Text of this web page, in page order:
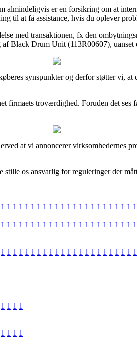
er en forsikring om at
til at få assistance, hvis du oplever
med transaktionen, fx den
Black Drum Unit (113R00607),
synspunkter og derfor støtter vi,
troværdighed. Foruden det
at vi annoncerer virksomhedernes
os ansvarlig for reguleringer der
1 1 1 1 1 1 1 1 1 1 1 1 1 1 1 1 1 1 1 1 1 1 1
1 1 1 1 1 1 1 1 1 1 1 1 1 1 1 1 1 1 1 1 1 1 1
1 1 1 1 1 1 1 1 1 1 1 1 1 1 1 1 1 1 1 1 1 1 1
1 1 1 1
1 1 1 1